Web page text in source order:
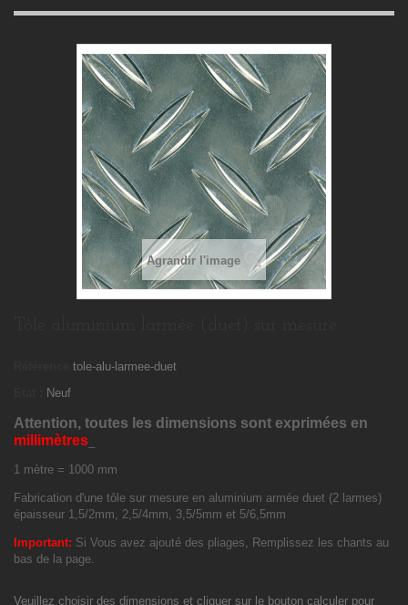
Agrandir l'image
tole-alu-larmee-duet
Neuf
Attention, toutes les dimensions sont exprimées en
millimètres
1 mètre = 1000 mm
Fabrication d'une tôle sur mesure en aluminium armée duet (2 larmes)
épaisseur 1,5/2mm, 2,5/4mm, 3,5/5mm et 5/6,5mm
Important: Si Vous avez ajouté des pliages, Remplissez les chants au
bas de la page.
Veuillez choisir des dimensions et cliquer sur le bouton calculer pour